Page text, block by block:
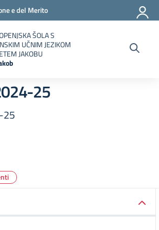
e del Merito
ŠOLA S
UČNIM JEZIKOM
JAKOBU
25
25